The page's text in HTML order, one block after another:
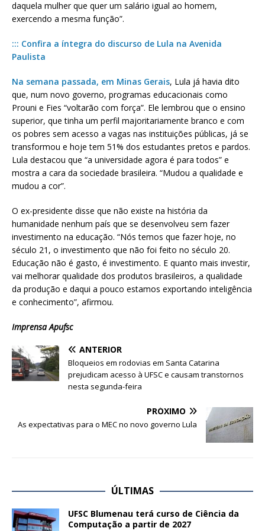
daquela mulher que quer um salário igual ao homem,
exercendo a mesma função”.
::: Confira a íntegra do discurso de Lula na Avenida
Paulista
Na semana passada, em Minas Gerais, Lula já havia dito
que, num novo governo, programas educacionais como
Prouni e Fies “voltarão com força”. Ele lembrou que o ensino
superior, que tinha um perfil majoritariamente branco e com
os pobres sem acesso a vagas nas instituições públicas, já se
transformou e hoje tem 51% dos estudantes pretos e pardos.
Lula destacou que “a universidade agora é para todos” e
mostra a cara da sociedade brasileira. “Mudou a qualidade e
mudou a cor”.
O ex-presidente disse que não existe na história da
humanidade nenhum país que se desenvolveu sem fazer
investimento na educação. “Nós temos que fazer hoje, no
século 21, o investimento que não foi feito no século 20.
Educação não é gasto, é investimento. E quanto mais investir,
vai melhorar qualidade dos produtos brasileiros, a qualidade
da produção e daqui a pouco estamos exportando inteligência
e conhecimento”, afirmou.
Imprensa Apufsc
ANTERIOR
Bloqueios em rodovias em Santa Catarina
prejudicam acesso à UFSC e causam transtornos
nesta segunda-feira
PRÓXIMO
As expectativas para o MEC no novo governo Lula
ÚLTIMAS
UFSC Blumenau terá curso de Ciência da
Computação a partir de 2027